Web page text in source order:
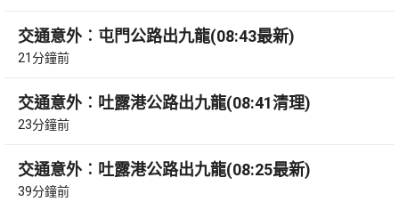
交通意外︰屯門公路出九龍(08:43最新)
21分鐘前
交通意外︰吐露港公路出九龍(08:41清理)
23分鐘前
交通意外︰吐露港公路出九龍(08:25最新)
39分鐘前